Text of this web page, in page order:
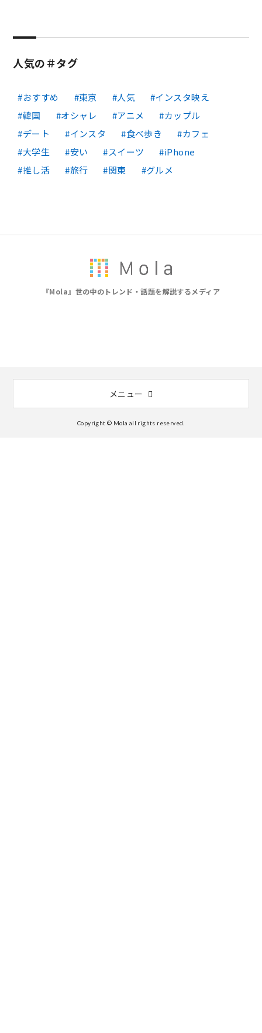
人気の＃タグ
おすすめ 東京 人気
インスタ映え
韓国
オシャレ アニメ
カップル
デート
インスタ 食べ歩き
カフェ
大学生
安い スイーツ
iPhone
推し活
旅行 関東 グルメ
『Mola』世の中のトレンド・話題を解説するメディア
メニュー
Copyright © Mola all rights reserved.